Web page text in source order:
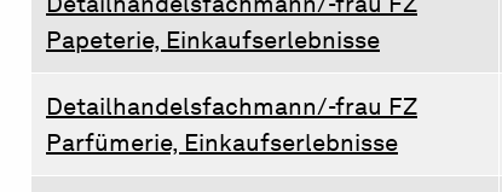
Papeterie, Einkaufserlebnisse
Detailhandelsfachmann/-frau FZ
Parfümerie, Einkaufserlebnisse